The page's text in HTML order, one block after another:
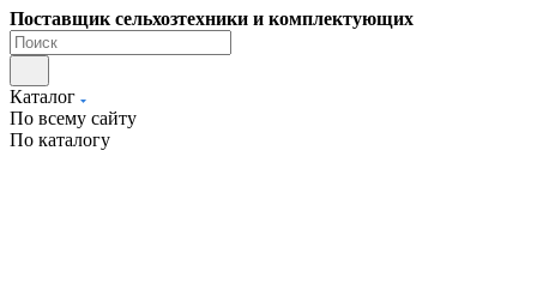
Поставщик сельхозтехники и комплектующих
Каталог
По всему сайту
По каталогу